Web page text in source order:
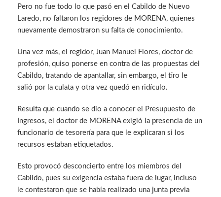
Pero no fue todo lo que pasó en el Cabildo de Nuevo
Laredo, no faltaron los regidores de MORENA, quienes
nuevamente demostraron su falta de conocimiento.
Una vez más, el regidor, Juan Manuel Flores, doctor de
profesión, quiso ponerse en contra de las propuestas del
Cabildo, tratando de apantallar, sin embargo, el tiro le
salió por la culata y otra vez quedó en ridículo.
Resulta que cuando se dio a conocer el Presupuesto de
Ingresos, el doctor de MORENA exigió la presencia de un
funcionario de tesorería para que le explicaran si los
recursos estaban etiquetados.
Esto provocó desconcierto entre los miembros del
Cabildo, pues su exigencia estaba fuera de lugar, incluso
le contestaron que se había realizado una junta previa